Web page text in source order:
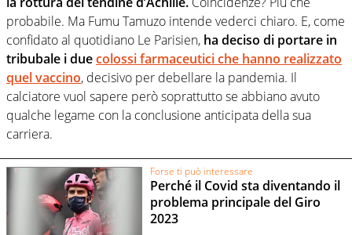
probabile. Ma Fumu Tamuzo intende vederci chiaro. E, come
confidato al quotidiano Le Parisien, ha deciso di portare in
tribubale i duecolossi farmaceutici che hanno realizzato
quel vaccino, decisivo per debellare la pandemia. Il
calciatore vuol sapere però soprattutto se abbiano avuto
qualche legame con la conclusione anticipata della sua
carriera.
Forse ti può interessare
Perché il Covid sta diventando il
problema principale del Giro
2023